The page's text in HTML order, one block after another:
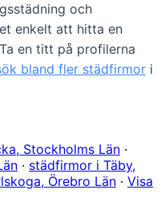
och
enkelt att hitta en
en titt på profilerna
bland fler städfirmor i
Stockholms Län ·
· städfirmor i Täby,
Örebro Län · Visa